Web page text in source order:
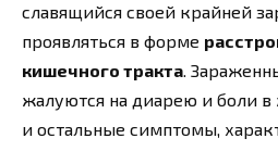
славящийся своей крайней
проявляться в форме
кишечного тракта.
жалуются на диарею и боли в
и остальные симптомы,